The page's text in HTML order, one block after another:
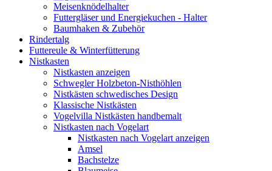
Meisenknödelhalter
Futtergläser und Energiekuchen - Halter
Baumhaken & Zubehör
Rindertalg
Futtereule & Winterfütterung
Nistkasten
Nistkasten anzeigen
Schwegler Holzbeton-Nisthöhlen
Nistkästen schwedisches Design
Klassische Nistkästen
Vogelvilla Nistkästen handbemalt
Nistkasten nach Vogelart
Nistkasten nach Vogelart anzeigen
Amsel
Bachstelze